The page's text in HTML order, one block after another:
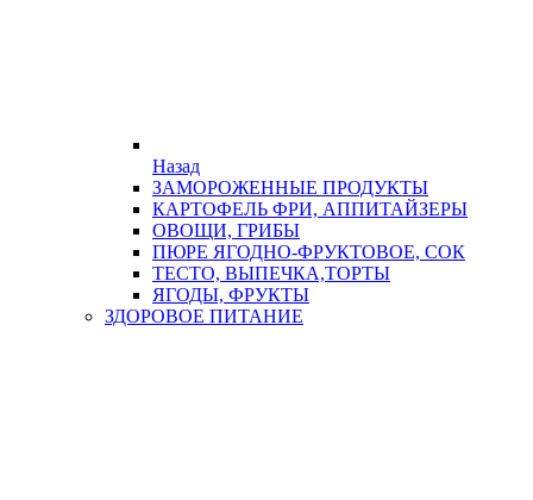
Назад
ЗАМОРОЖЕННЫЕ ПРОДУКТЫ
КАРТОФЕЛЬ ФРИ, АППИТАЙЗЕРЫ
ОВОЩИ, ГРИБЫ
ПЮРЕ ЯГОДНО-ФРУКТОВОЕ, СОК
ТЕСТО, ВЫПЕЧКА,ТОРТЫ
ЯГОДЫ, ФРУКТЫ
ЗДОРОВОЕ ПИТАНИЕ